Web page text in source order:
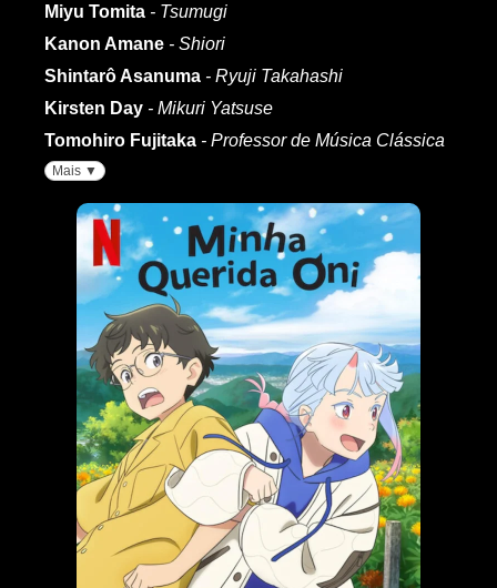
Miyu Tomita - Tsumugi
Kanon Amane - Shiori
Shintarô Asanuma - Ryuji Takahashi
Kirsten Day - Mikuri Yatsuse
Tomohiro Fujitaka - Professor de Música Clássica
Mais ▼